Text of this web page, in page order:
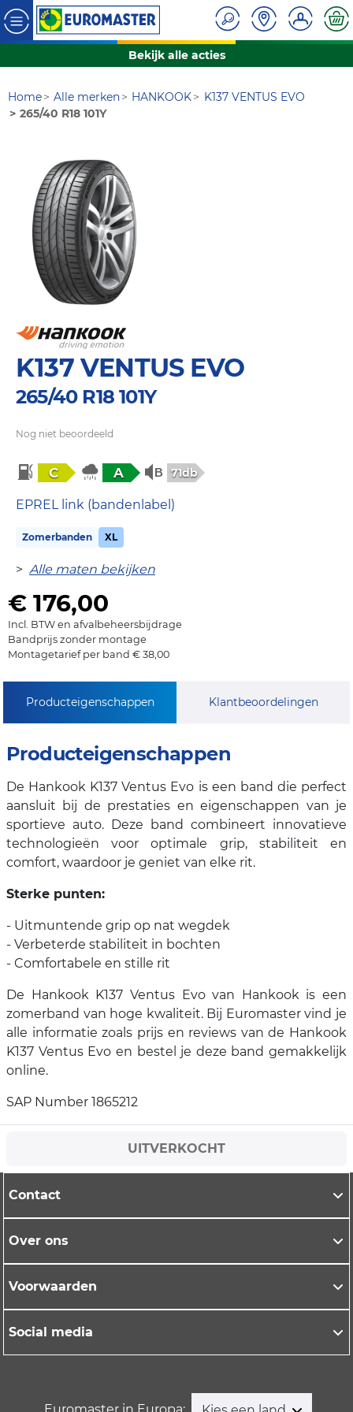
Bekijk alle acties
Home Alle merken HANKOOK
K137 VENTUS EVO
265/40 R18 101Y
K137 VENTUS EVO
265/40 R18 101Y
Nog niet beoordeeld
C A 71db
EPREL link (bandenlabel)
Zomerbanden XL
> Alle maten bekijken
€ 176,00
Incl. BTW en afvalbeheersbijdrage
Bandprijs zonder montage
Montagetarief per band € 38,00
Producteigenschappen Klantbeoordelingen
Producteigenschappen
De Hankook K137 Ventus Evo is een band die perfect
aansluit bij de prestaties en eigenschappen van je
sportieve auto. Deze band combineert innovatieve
technologieën voor optimale grip, stabiliteit en
comfort, waardoor je geniet van elke rit.
Sterke punten:
- Uitmuntende grip op nat wegdek
- Verbeterde stabiliteit in bochten
- Comfortabele en stille rit
De Hankook K137 Ventus Evo van Hankook is een
zomerband van hoge kwaliteit. Bij Euromaster vind je
alle informatie zoals prijs en reviews van de Hankook
K137 Ventus Evo en bestel je deze band gemakkelijk
online.
SAP Number 1865212
UITVERKOCHT
Contact
Over ons
Voorwaarden
Social media